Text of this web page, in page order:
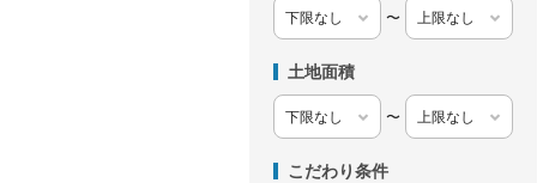
〜
土地面積
〜
こだわり条件